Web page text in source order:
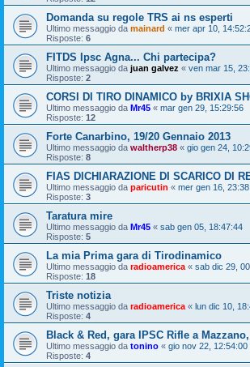
Domanda su regole TRS ai ns esperti
Ultimo messaggio da mainard « mer apr 10,
Risposte: 6
FITDS Ipsc Agna... Chi partecipa?
Ultimo messaggio da juan galvez « ven mar 15,
Risposte: 2
CORSI DI TIRO DINAMICO by BRIXIA
Ultimo messaggio da Mr45 « mar gen 29, 15:29:56
Risposte: 12
Forte Canarbino, 19/20 Gennaio 2013
Ultimo messaggio da waltherp38 « gio gen 24,
Risposte: 8
FIAS DICHIARAZIONE DI SCARICO DI
Ultimo messaggio da paricutin « mer gen 16,
Risposte: 3
Taratura mire
Ultimo messaggio da Mr45 « sab gen 05, 18:47:44
Risposte: 5
La mia Prima gara di Tirodinamico
Ultimo messaggio da radioamerica « sab dic 29,
Risposte: 18
Triste notizia
Ultimo messaggio da radioamerica « lun dic 10,
Risposte: 4
Black & Red, gara IPSC Rifle a
Ultimo messaggio da tonino « gio nov 22, 12:54:00
Risposte: 4